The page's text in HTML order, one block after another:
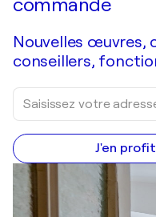
commande
Nouvelles œuvres,
conseillers,
J'en